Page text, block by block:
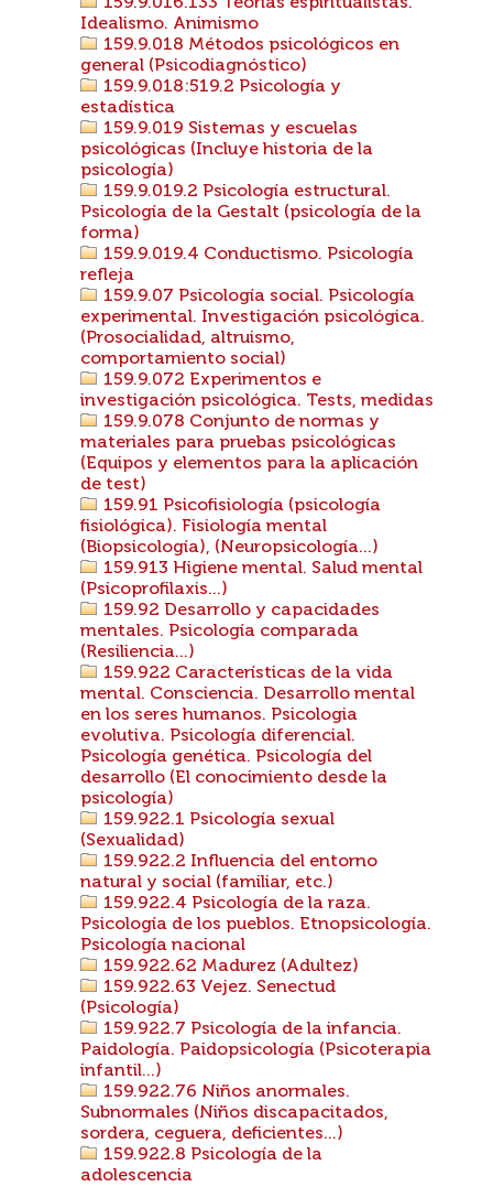
Idealismo. Animismo
159.9.018 Métodos psicológicos en
general (Psicodiagnóstico)
159.9.018:519.2 Psicología y
estadística
159.9.019 Sistemas y escuelas
psicológicas (Incluye historia de la
psicología)
159.9.019.2 Psicología estructural.
Psicología de la Gestalt (psicología de la
forma)
159.9.019.4 Conductismo. Psicología
refleja
159.9.07 Psicología social. Psicología
experimental. Investigación psicológica.
(Prosocialidad, altruismo,
comportamiento social)
159.9.072 Experimentos e
investigación psicológica. Tests, medidas
159.9.078 Conjunto de normas y
materiales para pruebas psicológicas
(Equipos y elementos para la aplicación
de test)
159.91 Psicofisiología (psicología
fisiológica). Fisiología mental
(Biopsicología), (Neuropsicología...)
159.913 Higiene mental. Salud mental
(Psicoprofilaxis...)
159.92 Desarrollo y capacidades
mentales. Psicología comparada
(Resiliencia...)
159.922 Características de la vida
mental. Consciencia. Desarrollo mental
en los seres humanos. Psicologia
evolutiva. Psicología diferencial.
Psicología genética. Psicología del
desarrollo (El conocimiento desde la
psicología)
159.922.1 Psicología sexual
(Sexualidad)
159.922.2 Influencia del entorno
natural y social (familiar, etc.)
159.922.4 Psicología de la raza.
Psicología de los pueblos. Etnopsicología.
Psicología nacional
159.922.62 Madurez (Adultez)
159.922.63 Vejez. Senectud
(Psicología)
159.922.7 Psicología de la infancia.
Paidología. Paidopsicología (Psicoterapia
infantil...)
159.922.76 Niños anormales.
Subnormales (Niños discapacitados,
sordera, ceguera, deficientes...)
159.922.8 Psicología de la
adolescencia